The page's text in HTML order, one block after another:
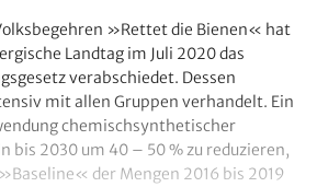
»Rettet die Bienen« hat
Landtag im Juli 2020 das
verabschiedet. Dessen
mit allen Gruppen verhandelt. Ein
chemischsynthetischer
bis 2030 um 40 – 50 % zu reduzieren,
der Mengen 2016 bis 2019